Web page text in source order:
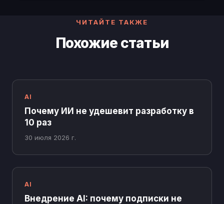
ЧИТАЙТЕ ТАКЖЕ
Похожие статьи
AI
Почему ИИ не удешевит разработку в
10 раз
30 июля 2026 г.
AI
Внедрение AI: почему подписки не